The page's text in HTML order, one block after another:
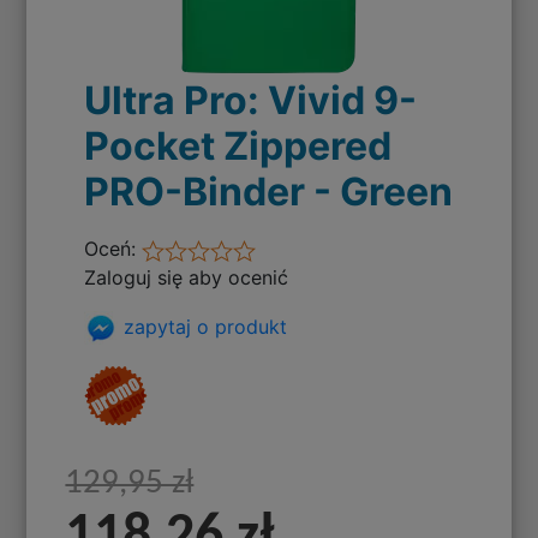
Ultra Pro: Vivid 9-
Pocket Zippered
PRO-Binder - Green
Oceń:
Zaloguj się aby ocenić
zapytaj o produkt
129,95 zł